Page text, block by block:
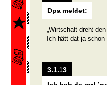
Dpa meldet:
„Wirtschaft dreht
Ich hätt dat ja
3.1.13